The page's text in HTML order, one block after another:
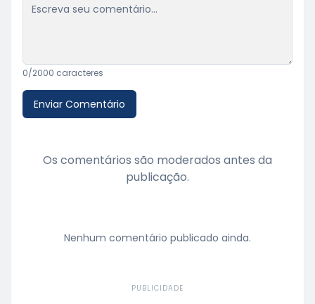
0/2000 caracteres
Enviar Comentário
Os comentários são moderados antes da
publicação.
Nenhum comentário publicado ainda.
PUBLICIDADE